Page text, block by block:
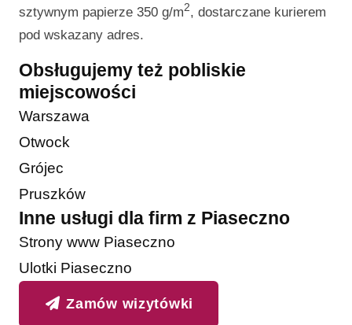
sztywnym papierze 350 g/m2, dostarczane kurierem
pod wskazany adres.
Obsługujemy też pobliskie
miejscowości
Warszawa
Otwock
Grójec
Pruszków
Inne usługi dla firm z Piaseczno
Strony www Piaseczno
Ulotki Piaseczno
Zamów wizytówki